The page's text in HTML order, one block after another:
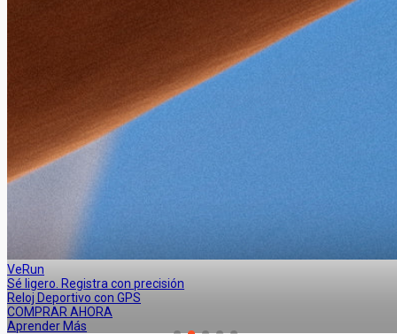
BiNavi Air
La Ligereza es Poder
Navegador Ligero para Bicicletas
COMPRAR AHORA
Aprender Más